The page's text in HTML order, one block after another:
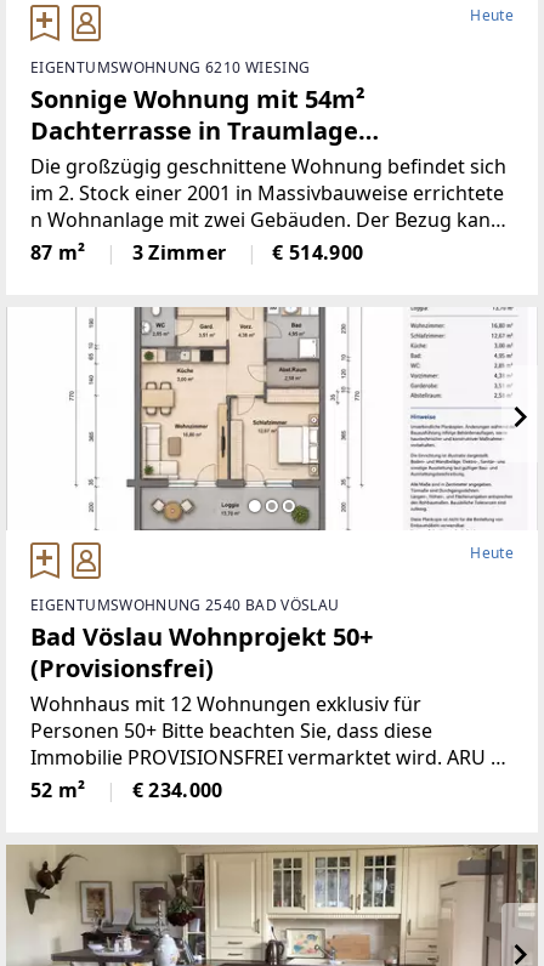
Heute
EIGENTUMSWOHNUNG 6210 WIESING
Sonnige Wohnung mit 54m²
Dachterrasse in Traumlage
(Provisionsfrei)
Die großzügig geschnittene Wohnung befindet sich
im 2. Stock einer 2001 in Massivbauweise errichtete
n Wohnanlage mit zwei Gebäuden. Der Bezug kann
nach
87 m² 3 Zimmer € 514.900
Heute
EIGENTUMSWOHNUNG 2540 BAD VÖSLAU
Bad Vöslau Wohnprojekt 50+
(Provisionsfrei)
Wohnhaus mit 12 Wohnungen exklusiv für
Personen 50+ Bitte beachten Sie, dass diese
Immobilie PROVISIONSFREI vermarktet wird. ARU |
Myimmo veröffentlicht die vom
Eigentümer/Verfügungsberechtigten
Maklerkosten
52 m² € 234.000